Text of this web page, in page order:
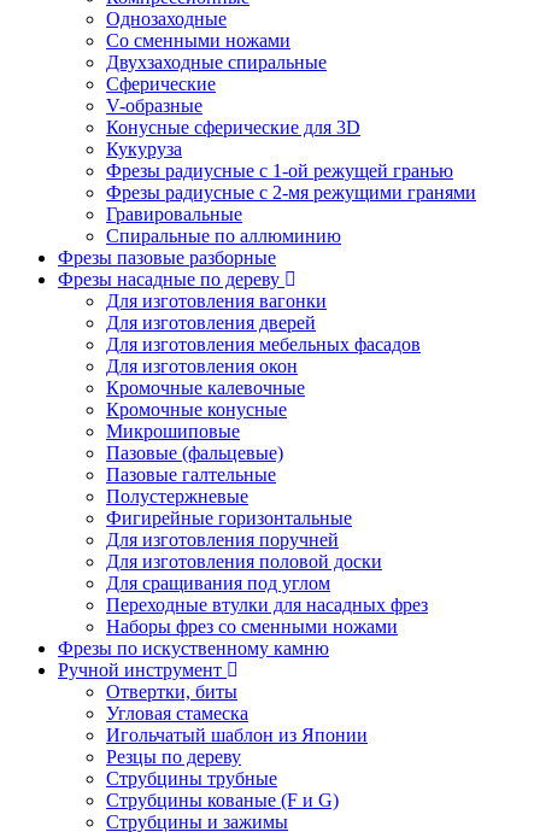
Однозаходные
Со сменными ножами
Двухзаходные спиральные
Сферические
V-образные
Конусные сферические для 3D
Кукуруза
Фрезы радиусные с 1-ой режущей гранью
Фрезы радиусные с 2-мя режущими гранями
Гравировальные
Cпиральные по аллюминию
Фрезы пазовые разборные
Фрезы насадные по дереву
Для изготовления вагонки
Для изготовления дверей
Для изготовления мебельных фасадов
Для изготовления окон
Кромочные калевочные
Кромочные конусные
Микрошиповые
Пазовые (фальцевые)
Пазовые галтельные
Полустержневые
Фигирейные горизонтальные
Для изготовления поручней
Для изготовления половой доски
Для сращивания под углом
Переходные втулки для насадных фрез
Наборы фрез со сменными ножами
Фрезы по искуственному камню
Ручной инструмент
Отвертки, биты
Угловая стамеска
Игольчатый шаблон из Японии
Резцы по дереву
Струбцины трубные
Струбцины кованые (F и G)
Струбцины и зажимы